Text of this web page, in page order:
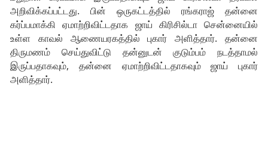
அறிவிக்கப்பட்டது. பின் ஒருகட்டத்தில் ரங்கராஜ் தன்னை
கர்ப்பமாக்கி ஏமாற்றிவிட்டதாக ஜாய் கிரிசில்டா சென்னையில்
உள்ள காவல் ஆணையரகத்தில் புகார் அளித்தார். தன்னை
திருமணம் செய்துவிட்டு தன்னுடன் குடும்பம் நடத்தாமல்
இருப்பதாகவும், தன்னை ஏமாற்றிவிட்டதாகவும் ஜாய் புகார்
அளித்தார்.